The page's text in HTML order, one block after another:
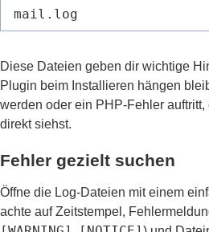
mail.log
Diese Dateien geben dir wichtige
Plugin beim Installieren hängen
werden oder ein PHP-Fehler
direkt siehst.
Fehler gezielt suchen
Öffne die Log-Dateien mit einem
achte auf Zeitstempel,